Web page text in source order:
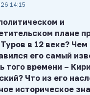
14:15
и
плане
в 12 веке? Чем
его самый
того времени –
Что из его
историческое